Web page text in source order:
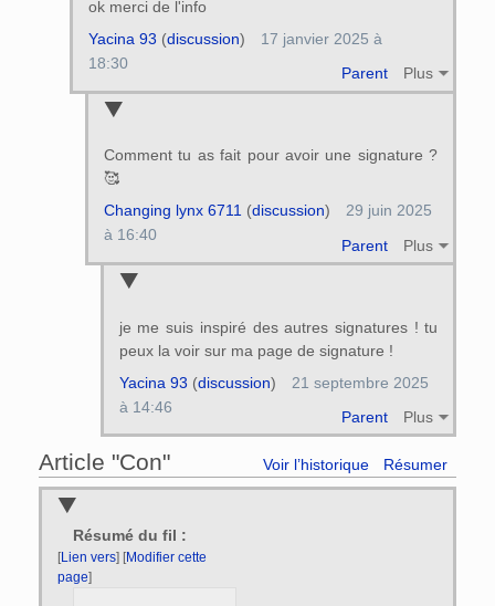
ok merci de l'info
Parent Plus
Yacina 93 (discussion)
17 janvier 2025 à
18:30
Comment tu as fait pour avoir une signature ?
🥰
Parent Plus
Changing lynx 6711(discussion)
29 juin 2025
à 16:40
je me suis inspiré des autres signatures ! tu
peux la voir sur ma page de signature !
Parent Plus
Yacina 93 (discussion)
21 septembre 2025
à 14:46
Article "Con" Voir l’historique Résumer
Résumé du fil :
[Lien vers] [Modifier cette
page]